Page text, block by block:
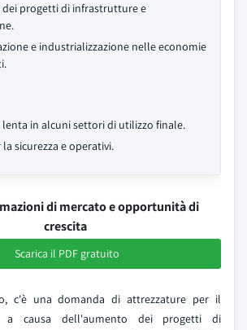
progetti di infrastrutture e
e industrializzazione nelle economie
lenta in alcuni settori di utilizzo finale.
la sicurezza e operativi.
di mercato e opportunità di
crescita
Scarica il PDF gratuito
c'è una domanda di attrezzature per il
a causa dell'aumento dei progetti di